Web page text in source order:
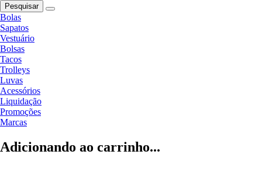
Pesquisar
Bolas
Sapatos
Vestuário
Bolsas
Tacos
Trolleys
Luvas
Acessórios
Liquidação
Promoções
Marcas
Adicionando ao carrinho...